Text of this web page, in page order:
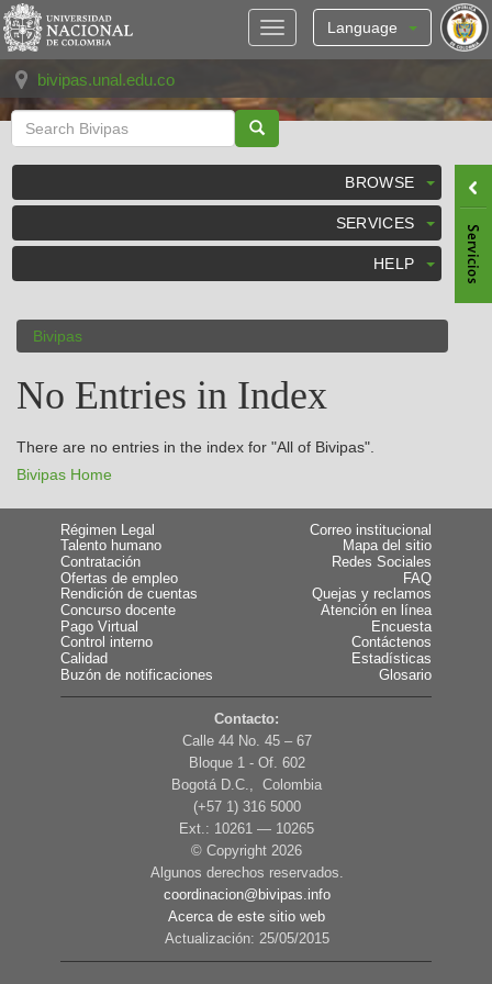
Skip
navigation
Language
bivipas.unal.edu.co
BROWSE
SERVICES
HELP
Bivipas
No Entries in Index
There are no entries in the index for "All of Bivipas".
Bivipas Home
Régimen Legal
Talento humano
Contratación
Ofertas de empleo
Rendición de cuentas
Concurso docente
Pago Virtual
Control interno
Calidad
Buzón de notificaciones
Correo institucional
Mapa del sitio
Redes Sociales
FAQ
Quejas y reclamos
Atención en línea
Encuesta
Contáctenos
Estadísticas
Glosario
Contacto:
Calle 44 No. 45 – 67
Bloque 1 - Of. 602
Bogotá D.C., Colombia
(+57 1) 316 5000
Ext.: 10261 — 10265
© Copyright 2026
Algunos derechos reservados.
coordinacion@bivipas.info
Acerca de este sitio web
Actualización: 25/05/2015